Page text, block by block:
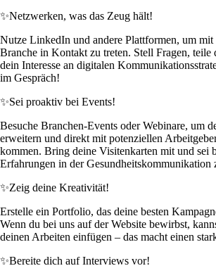
✨Netzwerken, was das Zeug hält!
Nutze LinkedIn und andere Plattformen, um mit
Branche in Kontakt zu treten. Stell Fragen, teile
dein Interesse an digitalen
im Gespräch!
✨Sei proaktiv bei Events!
Besuche Branchen-Events oder Webinare, um
erweitern und direkt mit potenziellen
kommen. Bring deine Visitenkarten mit und sei
Erfahrungen in der Gesundheitskommunikation
✨Zeig deine Kreativität!
Erstelle ein Portfolio, das deine besten
Wenn du bei uns auf der Website bewirbst,
deinen Arbeiten einfügen – das macht einen
✨Bereite dich auf Interviews vor!